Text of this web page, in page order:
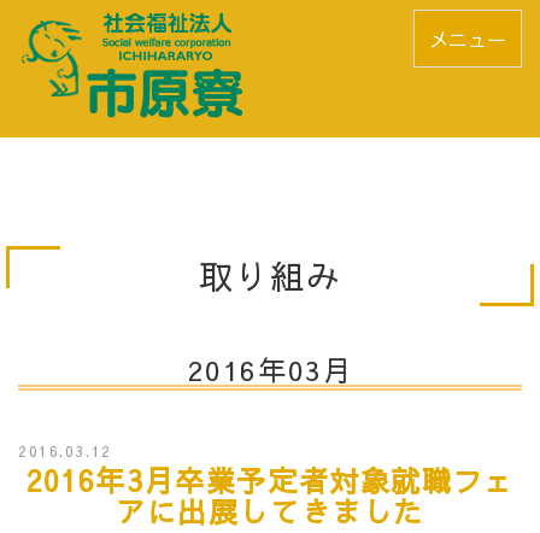
メニュー
取り組み
2016年03月
2016.03.12
2016年3月卒業予定者対象就職フェ
アに出展してきました